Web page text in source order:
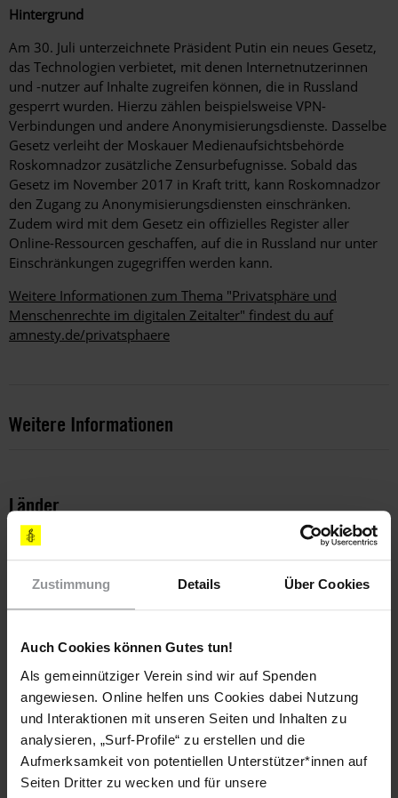
Zustimmung Details Über Cookies
Auch Cookies können Gutes tun!
Als gemeinnütziger Verein sind wir auf Spenden
angewiesen. Online helfen uns Cookies dabei Nutzung
und Interaktionen mit unseren Seiten und Inhalten zu
analysieren, „Surf-Profile“ zu erstellen und die
Aufmerksamkeit von potentiellen Unterstützer*innen auf
Seiten Dritter zu wecken und für unsere
Hintergrund
Am 30. Juli unterzeichnete Präsident Putin ein neues Gesetz,
das Technologien verbietet, mit denen Internetnutzerinnen
und -nutzer auf Inhalte zugreifen können, die in Russland
gesperrt wurden. Hierzu zählen beispielsweise VPN-
Verbindungen und andere Anonymisierungsdienste. Dasselbe
Gesetz verleiht der Moskauer Medienaufsichtsbehörde
Roskomnadzor zusätzliche Zensurbefugnisse. Sobald das
Gesetz im November 2017 in Kraft tritt, kann Roskomnadzor
den Zugang zu Anonymisierungsdiensten einschränken.
Zudem wird mit dem Gesetz ein offizielles Register aller
Online-Ressourcen geschaffen, auf die in Russland nur unter
Einschränkungen zugegriffen werden kann.
Weitere Informationen zum Thema "Privatsphäre und
Menschenrechte im digitalen Zeitalter" findest du auf
amnesty.de/privatsphaere
Weitere Informationen
Länder
Russische Föderation
Themen
Teile diesen Beitrag